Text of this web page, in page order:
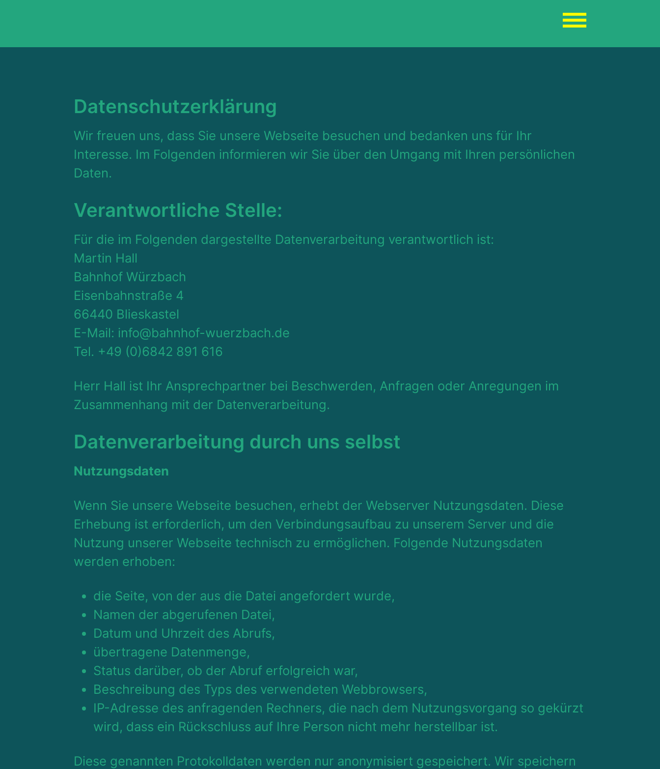
Datenschutzerklärung
Wir freuen uns, dass Sie unsere Webseite besuchen und bedanken uns für Ihr
Interesse. Im Folgenden informieren wir Sie über den Umgang mit Ihren persönlichen
Daten.
Verantwortliche Stelle:
Für die im Folgenden dargestellte Datenverarbeitung verantwortlich ist:
Martin Hall
Bahnhof Würzbach
Eisenbahnstraße 4
66440 Blieskastel
E-Mail: info@bahnhof-wuerzbach.de
Tel. +49 (0)6842 891 616
Herr Hall ist Ihr Ansprechpartner bei Beschwerden, Anfragen oder Anregungen im
Zusammenhang mit der Datenverarbeitung.
Datenverarbeitung durch uns selbst
Nutzungsdaten
Wenn Sie unsere Webseite besuchen, erhebt der Webserver Nutzungsdaten. Diese
Erhebung ist erforderlich, um den Verbindungsaufbau zu unserem Server und die
Nutzung unserer Webseite technisch zu ermöglichen. Folgende Nutzungsdaten
werden erhoben:
die Seite, von der aus die Datei angefordert wurde,
Namen der abgerufenen Datei,
Datum und Uhrzeit des Abrufs,
übertragene Datenmenge,
Status darüber, ob der Abruf erfolgreich war,
Beschreibung des Typs des verwendeten Webbrowsers,
IP-Adresse des anfragenden Rechners, die nach dem Nutzungsvorgang so gekürzt
wird, dass ein Rückschluss auf Ihre Person nicht mehr herstellbar ist.
Diese genannten Protokolldaten werden nur anonymisiert gespeichert. Wir speichern